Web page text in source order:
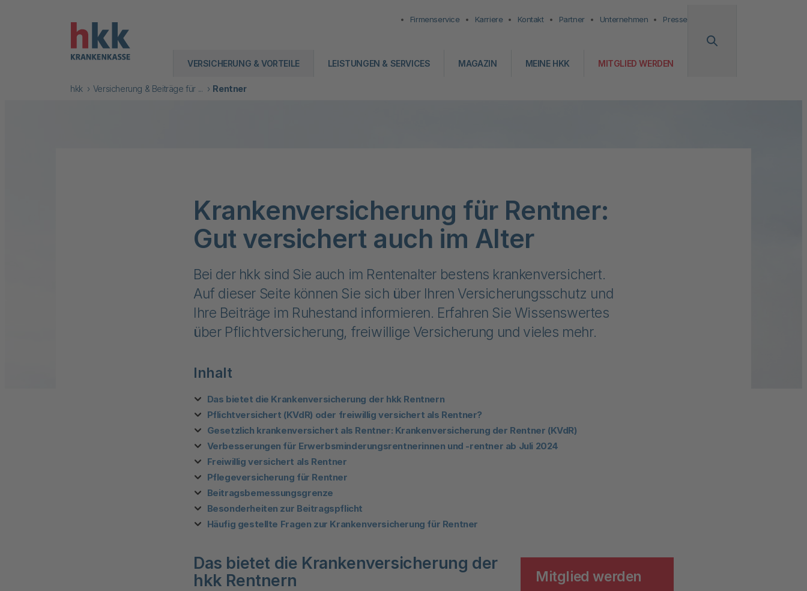
Firmenservice Karriere Kontakt Partner Unternehmen Presse
VERSICHERUNG & VORTEILE LEISTUNGEN & SERVICES MAGAZIN MEINE HKK MITGLIED WERDEN
hkk Versicherung & Beiträge für ... Rentner
Krankenversicherung für Rentner:
Gut versichert auch im Alter
Bei der hkk sind Sie auch im Rentenalter bestens krankenversichert.
Auf dieser Seite können Sie sich über Ihren Versicherungsschutz und
Ihre Beiträge im Ruhestand informieren. Erfahren Sie Wissenswertes
über Pflichtversicherung, freiwillige Versicherung und vieles mehr.
Inhalt
Das bietet die Krankenversicherung der hkk Rentnern
Pflichtversichert (KVdR) oder freiwillig versichert als Rentner?
Gesetzlich krankenversichert als Rentner: Krankenversicherung der Rentner (KVdR)
Verbesserungen für Erwerbsminderungsrentnerinnen und -rentner ab Juli 2024
Freiwillig versichert als Rentner
Pflegeversicherung für Rentner
Beitragsbemessungsgrenze
Besonderheiten zur Beitragspflicht
Häufig gestellte Fragen zur Krankenversicherung für Rentner
Mitglied werden
Das bietet die Krankenversicherung der
hkk Rentnern